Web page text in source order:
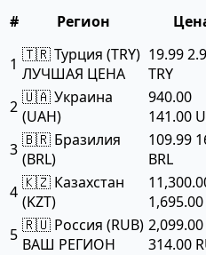
#
Регион
1 🇹🇷 Турция (TRY)
ЛУЧШАЯ ЦЕНА
19.99
TRY
2 🇺🇦 Украина
(UAH)
940.00
141.00
3 🇧🇷 Бразилия
(BRL)
109.99
BRL
4 🇰🇿 Казахстан
(KZT)
1,695.00
5 🇷🇺 Россия (RUB)
ВАШ РЕГИОН
2,099.00
314.00